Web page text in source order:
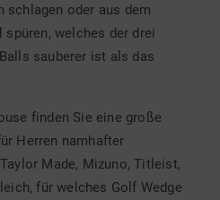
schlagen oder aus dem
spüren, welches der drei
sauberer ist als das
finden Sie eine große
Herren namhafter
Made, Mizuno, Titleist,
für welches Golf Wedge